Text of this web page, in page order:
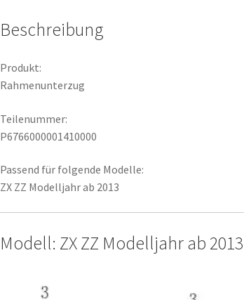
Beschreibung
Produkt:
Rahmenunterzug
Teilenummer:
P6766000001410000
Passend für folgende Modelle:
ZX ZZ Modelljahr ab 2013
Modell: ZX ZZ Modelljahr ab 2013